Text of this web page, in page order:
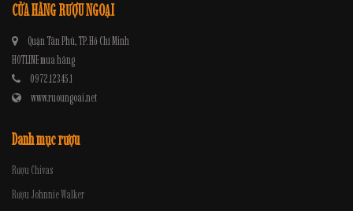
CỬA HÀNG RƯỢU NGOẠI
Quận Tân Phú, TP. Hồ Chí Minh
HOTLINE mua hàng
0972.12345.1
www.ruoungoai.net
Danh mục rượu
Rượu Chivas
Rượu Johnnie Walker